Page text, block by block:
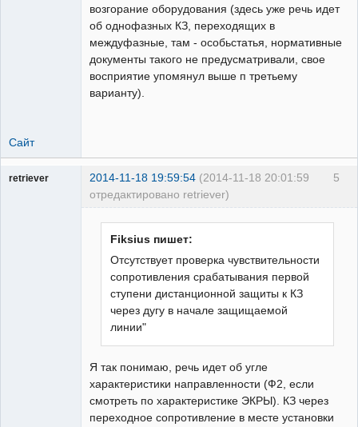
возгорание оборудования (здесь уже речь идет
об однофазных КЗ, переходящих в
междуфазные, там - особьстатья, нормативные
документы такого не предусматривали, свое
восприятие упомянул выше п третьему
варианту).
Сайт
5
retriever 2014-11-18 19:59:54 (2014-11-18 20:01:59
отредактировано retriever)
Fiksius пишет:
Отсутствует проверка чувствительности
сопротивления срабатывания первой
ступени дистанционной защиты к КЗ
через дугу в начале защищаемой
линии"
Я так понимаю, речь идет об угле
характеристики направленности (Ф2, если
смотреть по характеристике ЭКРЫ). КЗ через
переходное сопротивление в месте установки